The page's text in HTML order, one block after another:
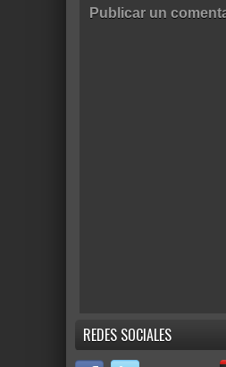
Publicar un
REDES SOCIALES